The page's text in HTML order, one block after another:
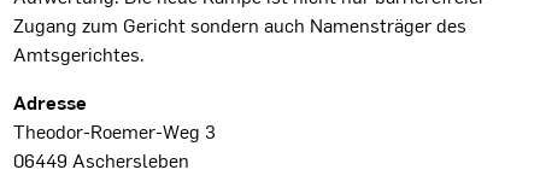
Zugang zum Gericht sondern auch Namensträger des
Amtsgerichtes.
Projektdaten
Adresse
Theodor-Roemer-Weg 3
06449 Aschersleben